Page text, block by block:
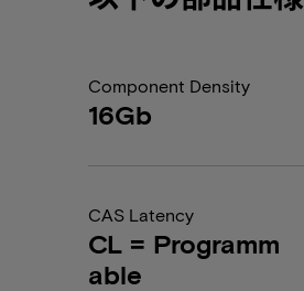
Component Density
16Gb
CAS Latency
CL = Programm
able